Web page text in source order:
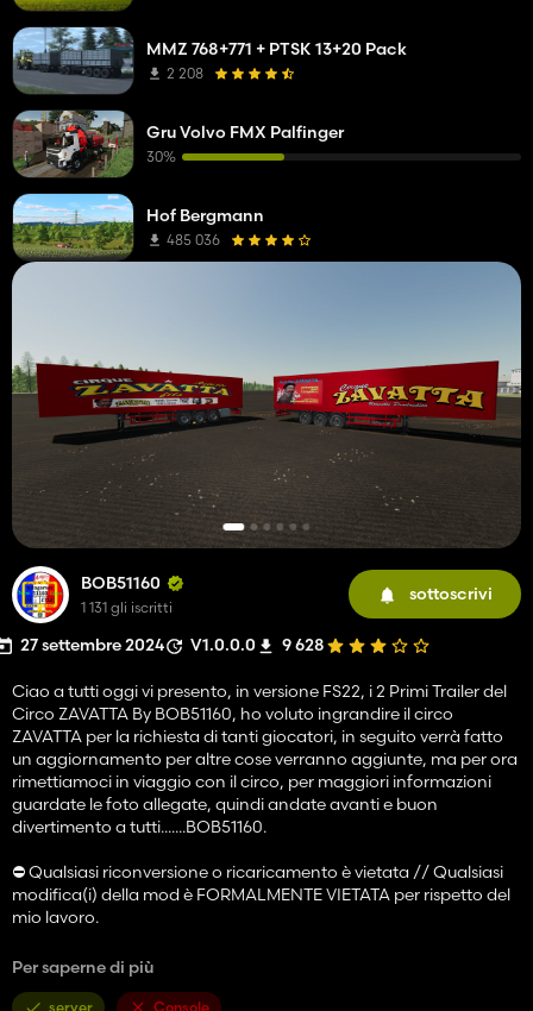
BOB51160
1 131 gli iscritti
sottoscrivi
27 settembre 2024 V1.0.0.0 9 628
Ciao a tutti oggi vi presento, in versione FS22, i 2 Primi Trailer del
Circo ZAVATTA By BOB51160, ho voluto ingrandire il circo
ZAVATTA per la richiesta di tanti giocatori, in seguito verrà fatto
un aggiornamento per altre cose verranno aggiunte, ma per ora
rimettiamoci in viaggio con il circo, per maggiori informazioni
guardate le foto allegate, quindi andate avanti e buon
divertimento a tutti.......BOB51160.
⛔ Qualsiasi riconversione o ricaricamento è vietata // Qualsiasi
modifica(i) della mod è FORMALMENTE VIETATA per rispetto del
mio lavoro.
⭐ Il mio server Discord è aperto a tutti! Il collegamento è
Per saperne di più
server Console
MMZ 768+771 + PTSK 13+20 Pack
2 208
Gru Volvo FMX Palfinger
30%
Hof Bergmann
485 036